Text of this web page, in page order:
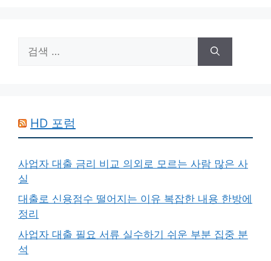
색:
HD 포럼
사업자 대출 금리 비교 의외로 모르는 사람 많은 사
실
대출로 신용점수 떨어지는 이유 복잡한 내용 한방에
정리
사업자 대출 필요 서류 실수하기 쉬운 부분 집중 분
석